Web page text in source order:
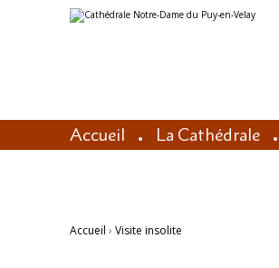
Aller
au
Outils
personnels
Accueil La Cathédrale
Accueil › Visite insolite